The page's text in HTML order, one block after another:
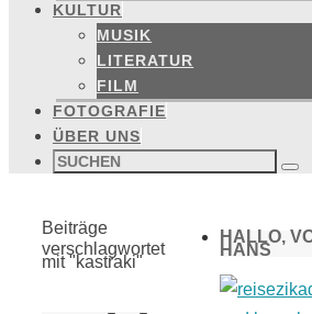
KULTUR
MUSIK
LITERATUR
FILM
FOTOGRAFIE
ÜBER UNS
Suchen
nach:
Start
Beiträge
verschlagwortet
mit "kastraki"
HALLO,
HANS